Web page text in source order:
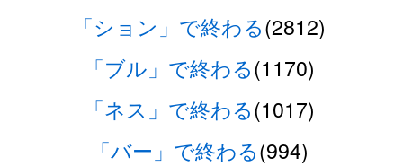
「ション」で終わる(2812)
「ブル」で終わる(1170)
「ネス」で終わる(1017)
「バー」で終わる(994)